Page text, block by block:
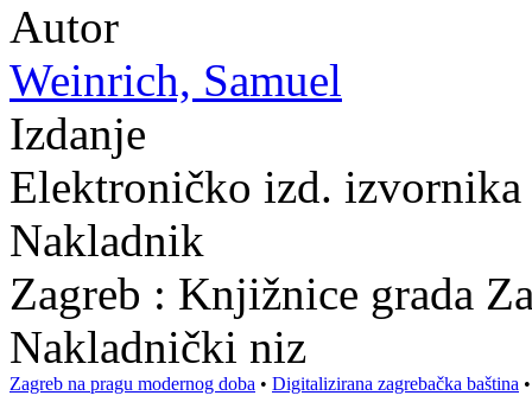
Autor
Weinrich, Samuel
Izdanje
Elektroničko izd. izvornika
Nakladnik
Zagreb : Knjižnice grada
Nakladnički niz
Zagreb na pragu modernog doba • Digitalizirana zagrebačka baština